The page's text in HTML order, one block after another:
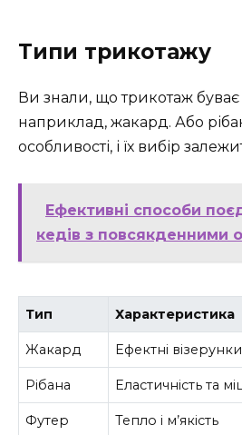
Типи трикотажу
Ви знали, що трикотаж буває
наприклад, жакард. Або
особливості, і їх вибір
Ефективні способи
кедів з повсякденними
Тип Характеристика
Жакард Ефектні
Рібана Еластичність та
Футер Тепло і м’якість